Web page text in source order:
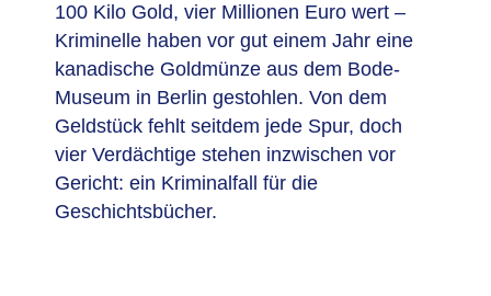
100 Kilo Gold, vier Millionen Euro wert –
Kriminelle haben vor gut einem Jahr eine
kanadische Goldmünze aus dem Bode-
Museum in Berlin gestohlen. Von dem
Geldstück fehlt seitdem jede Spur, doch
vier Verdächtige stehen inzwischen vor
Gericht: ein Kriminalfall für die
Geschichtsbücher.